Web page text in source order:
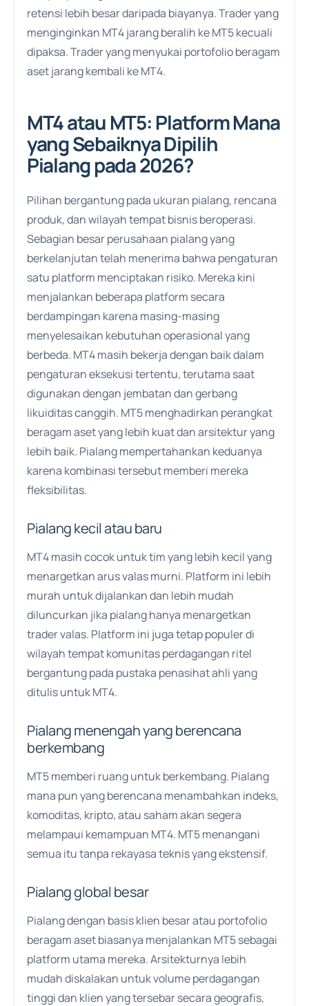
retensi lebih besar daripada biayanya. Trader yang
menginginkan MT4 jarang beralih ke MT5 kecuali
dipaksa. Trader yang menyukai portofolio beragam
aset jarang kembali ke MT4.
MT4 atau MT5: Platform Mana
yang Sebaiknya Dipilih
Pialang pada 2026?
Pilihan bergantung pada ukuran pialang, rencana
produk, dan wilayah tempat bisnis beroperasi.
Sebagian besar perusahaan pialang yang
berkelanjutan telah menerima bahwa pengaturan
satu platform menciptakan risiko. Mereka kini
menjalankan beberapa platform secara
berdampingan karena masing-masing
menyelesaikan kebutuhan operasional yang
berbeda. MT4 masih bekerja dengan baik dalam
pengaturan eksekusi tertentu, terutama saat
digunakan dengan jembatan dan gerbang
likuiditas canggih. MT5 menghadirkan perangkat
beragam aset yang lebih kuat dan arsitektur yang
lebih baik. Pialang mempertahankan keduanya
karena kombinasi tersebut memberi mereka
fleksibilitas.
Pialang kecil atau baru
MT4 masih cocok untuk tim yang lebih kecil yang
menargetkan arus valas murni. Platform ini lebih
murah untuk dijalankan dan lebih mudah
diluncurkan jika pialang hanya menargetkan
trader valas. Platform ini juga tetap populer di
wilayah tempat komunitas perdagangan ritel
bergantung pada pustaka penasihat ahli yang
ditulis untuk MT4.
Pialang menengah yang berencana
berkembang
MT5 memberi ruang untuk berkembang. Pialang
mana pun yang berencana menambahkan indeks,
komoditas, kripto, atau saham akan segera
melampaui kemampuan MT4. MT5 menangani
semua itu tanpa rekayasa teknis yang ekstensif.
Pialang global besar
Pialang dengan basis klien besar atau portofolio
beragam aset biasanya menjalankan MT5 sebagai
platform utama mereka. Arsitekturnya lebih
mudah diskalakan untuk volume perdagangan
tinggi dan klien yang tersebar secara geografis,